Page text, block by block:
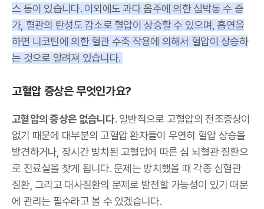
스 등이 있습니다. 이외에도 과다 음주에 의한 심박동 수 증
가, 혈관의 탄성도 감소로 혈압이 상승할 수 있으며, 흡연을
하면 니코틴에 의한 혈관 수축 작용에 의해서 혈압이 상승하
는 것으로 알려져 있습니다.
고혈압 증상은 무엇인가요?
고혈압의 증상은 없습니다. 일반적으로 고혈압의 전조증상이
없기 때문에 대부분의 고혈압 환자들이 우연히 혈압 상승을
발견하거나, 장시간 방치된 고혈압에 따른 심 뇌혈관 질환으
로 진료실을 찾게 됩니다. 문제는 방치했을 때 각종 심혈관
질환, 그리고 대사질환의 문제로 발전할 가능성이 있기 때문
에 관리는 필수라고 볼 수 있겠습니다.